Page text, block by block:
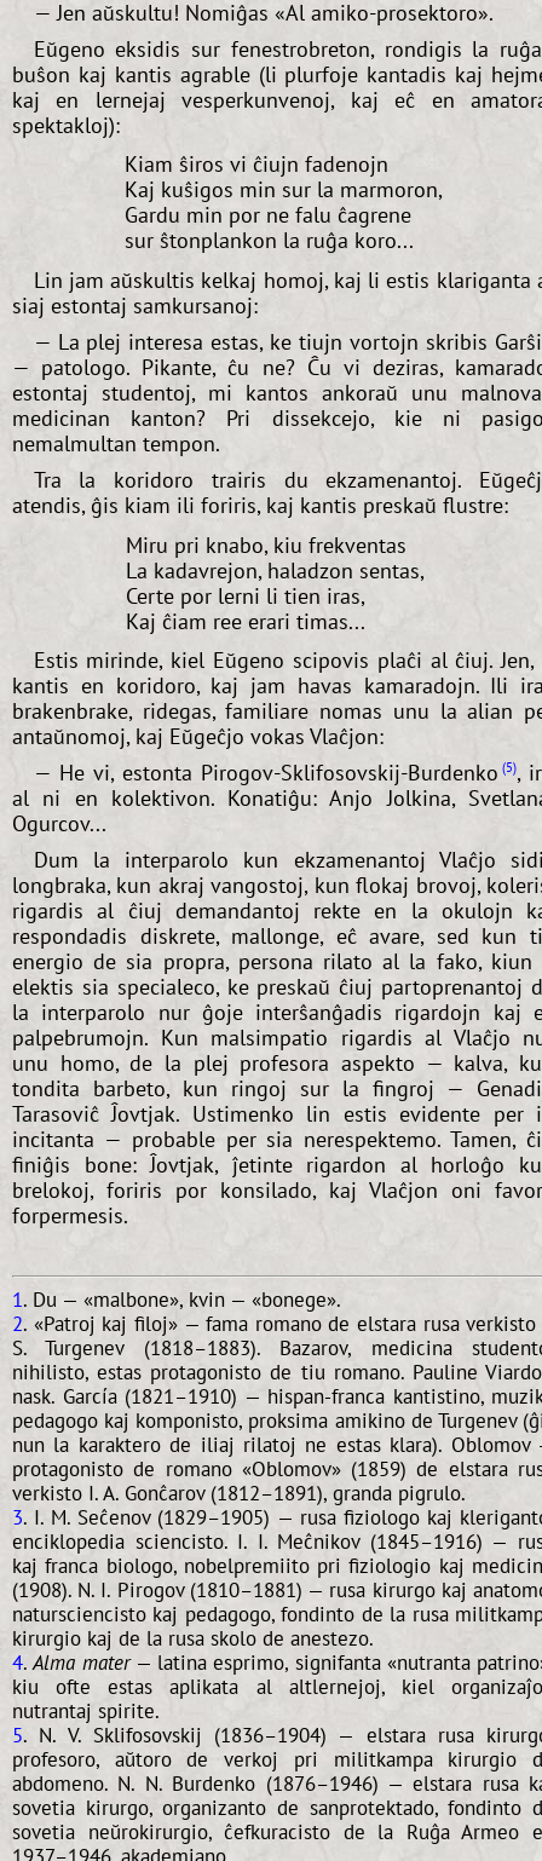
— Jen aŭskultu! Nomiĝas «Al amiko-prosektoro».
Eŭgeno eksidis sur fenestrobreton, rondigis la
buŝon kaj kantis agrable (li plurfoje kantadis kaj
kaj en lernejaj vesperkunvenoj, kaj eĉ en
spektakloj):
Kiam ŝiros vi ĉiujn fadenojn
Kaj kuŝigos min sur la marmoron,
Gardu min por ne falu ĉagrene
sur ŝtonplankon la ruĝa koro...
Lin jam aŭskultis kelkaj homoj, kaj li estis klariganta
siaj estontaj samkursanoj:
— La plej interesa estas, ke tiujn vortojn skribis
— patologo. Pikante, ĉu ne? Ĉu vi deziras,
estontaj studentoj, mi kantos ankoraŭ unu
medicinan kanton? Pri dissekcejo, kie ni
nemalmultan tempon.
Tra la koridoro trairis du ekzamenantoj.
atendis, ĝis kiam ili foriris, kaj kantis preskaŭ flustre:
Miru pri knabo, kiu frekventas
La kadavrejon, haladzon sentas,
Certe por lerni li tien iras,
Kaj ĉiam ree erari timas...
Estis mirinde, kiel Eŭgeno scipovis plaĉi al ĉiuj.
kantis en koridoro, kaj jam havas kamaradojn. Ili
brakenbrake, ridegas, familiare nomas unu la alian
antaŭnomoj, kaj Eŭgeĉjo vokas Vlaĉjon:
— He vi, estonta Pirogov-Sklifosovskij-Burdenko 5 ,
al ni en kolektivon. Konatiĝu: Anjo Jolkina,
Ogurcov...
Dum la interparolo kun ekzamenantoj Vlaĉjo
longbraka, kun akraj vangostoj, kun flokaj brovoj,
rigardis al ĉiuj demandantoj rekte en la okulojn
respondadis diskrete, mallonge, eĉ avare, sed kun
energio de sia propra, persona rilato al la fako,
elektis sia specialeco, ke preskaŭ ĉiuj partoprenantoj
la interparolo nur ĝoje interŝanĝadis rigardojn kaj
palpebrumojn. Kun malsimpatio rigardis al Vlaĉjo
unu homo, de la plej profesora aspekto — kalva,
tondita barbeto, kun ringoj sur la fingroj —
Tarasoviĉ Ĵovtjak. Ustimenko lin estis evidente per
incitanta — probable per sia nerespektemo. Tamen,
finiĝis bone: Ĵovtjak, ĵetinte rigardon al horloĝo
brelokoj, foriris por konsilado, kaj Vlaĉjon oni
forpermesis.
1. Du — «malbone», kvin — «bonege».
2. «Patroj kaj filoj» — fama romano de elstara rusa verkisto
S. Turgenev (1818–1883). Bazarov, medicina
nihilisto, estas protagonisto de tiu romano. Pauline
nask. García (1821–1910) — hispan-franca kantistino,
pedagogo kaj komponisto, proksima amikino de Turgenev
nun la karaktero de iliaj rilatoj ne estas klara). Oblomov
protagonisto de romano «Oblomov» (1859) de elstara
verkisto I. A. Gonĉarov (1812–1891), granda pigrulo.
3. I. M. Seĉenov (1829–1905) — rusa fiziologo kaj
enciklopedia sciencisto. I. I. Meĉnikov (1845–1916) —
kaj franca biologo, nobelpremiito pri fiziologio kaj
(1908). N. I. Pirogov (1810–1881) — rusa kirurgo kaj
natursciencisto kaj pedagogo, fondinto de la rusa
kirurgio kaj de la rusa skolo de anestezo.
4.Alma mater— latina esprimo, signifanta «nutranta
kiu ofte estas aplikata al altlernejoj, kiel
nutrantaj spirite.
5. N. V. Sklifosovskij (1836–1904) — elstara rusa
profesoro, aŭtoro de verkoj pri militkampa kirurgio
abdomeno. N. N. Burdenko (1876–1946) — elstara rusa
sovetia kirurgo, organizanto de sanprotektado, fondinto
sovetia neŭrokirurgio, ĉefkuracisto de la Ruĝa Armeo